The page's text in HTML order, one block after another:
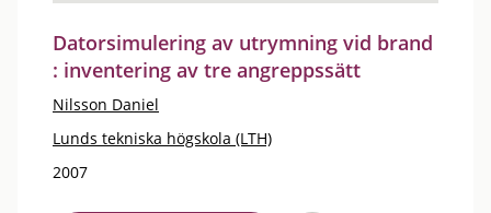
Datorsimulering av utrymning vid brand
: inventering av tre angreppssätt
Nilsson Daniel
Lunds tekniska högskola (LTH)
2007